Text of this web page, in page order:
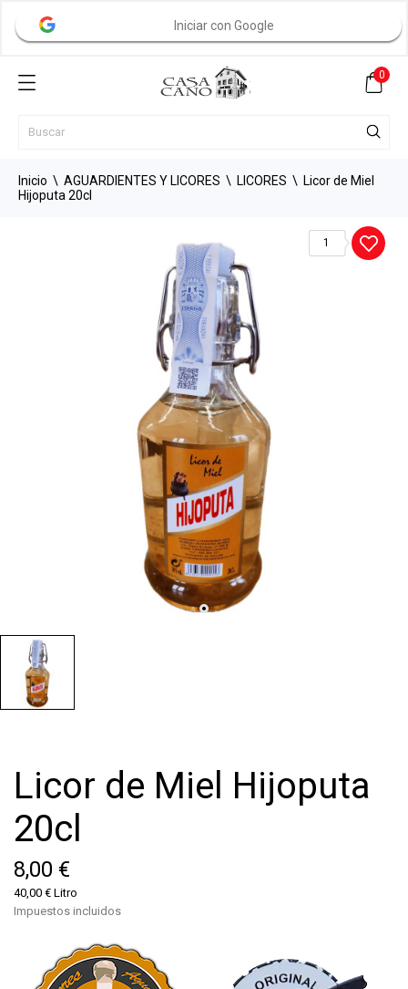
Iniciar con Google
0
Inicio AGUARDIENTES Y LICORES LICORES
Licor de Miel
Hijoputa 20cl
1
Licor de Miel Hijoputa
20cl
8,00 €
40,00 € Litro
Impuestos incluidos